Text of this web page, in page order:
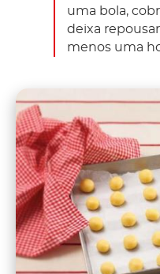
uma bola,
deixa
menos uma